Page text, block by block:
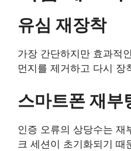
유심 재장착
가장 간단하지만 효과적
먼지를 제거하고 다시 장
스마트폰 재부
인증 오류의 상당수는 재
크 세션이 초기화되기 때